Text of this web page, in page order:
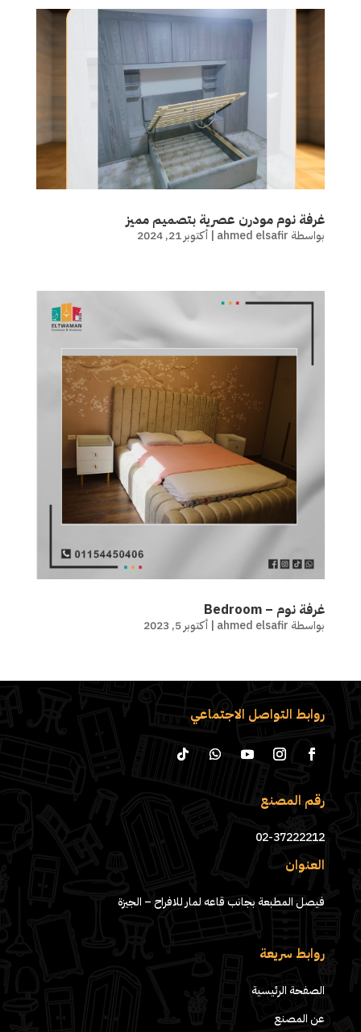
غرفة نوم مودرن عصرية بتصميم مميز
بواسطة ahmed elsafir
| أكتوبر 21, 2024
غرفة نوم – Bedroom
بواسطة ahmed elsafir
| أكتوبر 5, 2023
روابط التواصل الاجتماعي
رقم المصنع
02-37222212
العنوان
فيصل المطبعة بجانب قاعه لمار للافراح – الجيزة
روابط سريعة
الصفحة الرئيسية
عن المصنع